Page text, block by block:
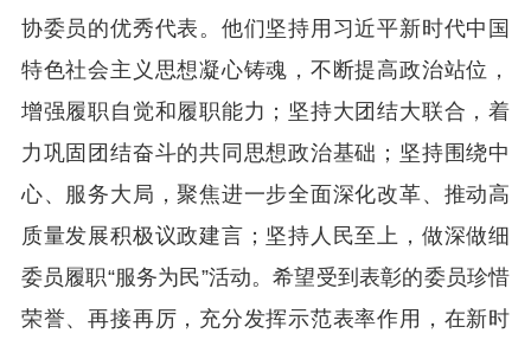
协委员的优秀代表。他们坚持用习近平新时代中国
特色社会主义思想凝心铸魂，不断提高政治站位，
增强履职自觉和履职能力；坚持大团结大联合，着
力巩固团结奋斗的共同思想政治基础；坚持围绕中
心、服务大局，聚焦进一步全面深化改革、推动高
质量发展积极议政建言；坚持人民至上，做深做细
委员履职“服务为民”活动。希望受到表彰的委员珍惜
荣誉、再接再厉，充分发挥示范表率作用，在新时